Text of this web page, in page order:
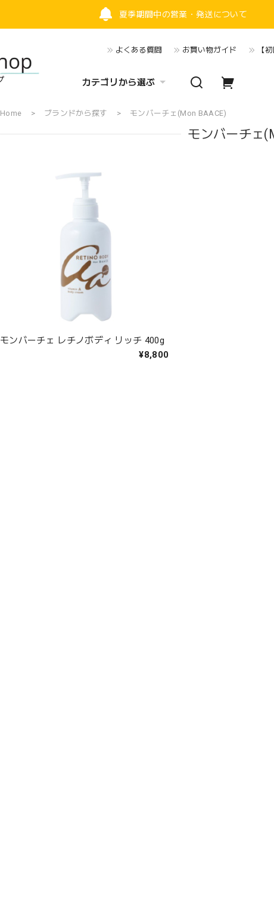
夏季期間中の営業・発送について
よくある質問 お買い物ガイド 【
カテゴリから選ぶ
Home ブランドから探す モンバーチェ(Mon BAACE)
モンバーチェ
モンバーチェ レチノボディ リッチ 400g
¥8,800